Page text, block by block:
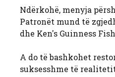
Ndërkohë, menyja
Patronët mund të
dhe Ken's Guinness
A do të bashkohet
suksesshme të